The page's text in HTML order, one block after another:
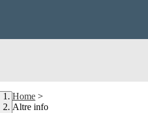
Home >
Altre info